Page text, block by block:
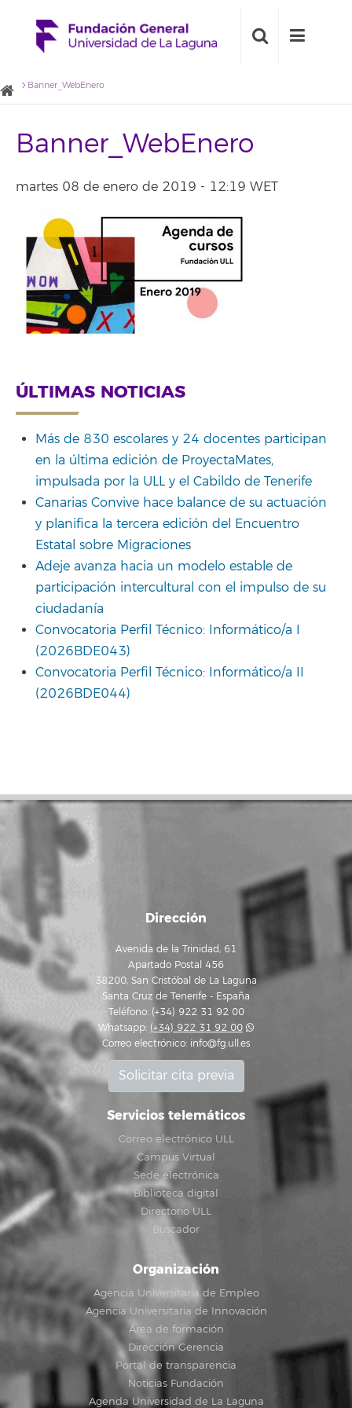
Banner_WebEnero
Banner_WebEnero
martes 08 de enero de 2019 - 12:19 WET
ÚLTIMAS NOTICIAS
Más de 830 escolares y 24 docentes participan
en la última edición de ProyectaMates,
impulsada por la ULL y el Cabildo de Tenerife
Canarias Convive hace balance de su actuación
y planifica la tercera edición del Encuentro
Estatal sobre Migraciones
Adeje avanza hacia un modelo estable de
participación intercultural con el impulso de su
ciudadanía
Convocatoria Perfil Técnico: Informático/a I
(2026BDE043)
Convocatoria Perfil Técnico: Informático/a II
(2026BDE044)
Dirección
Avenida de la Trinidad, 61
Apartado Postal 456
38200, San Cristóbal de La Laguna
Santa Cruz de Tenerife - España
Teléfono: (+34) 922 31 92 00
Whatsapp: (+34) 922 31 92 00
Correo electrónico: info@fg.ull.es
Solicitar cita previa
Servicios telemáticos
Correo electrónico ULL
Campus Virtual
Sede electrónica
Biblioteca digital
Directorio ULL
Buscador
Organización
Agencia Universitaria de Empleo
Agencia Universitaria de Innovación
Área de formación
Dirección Gerencia
Portal de transparencia
Noticias Fundación
Agenda Universidad de La Laguna